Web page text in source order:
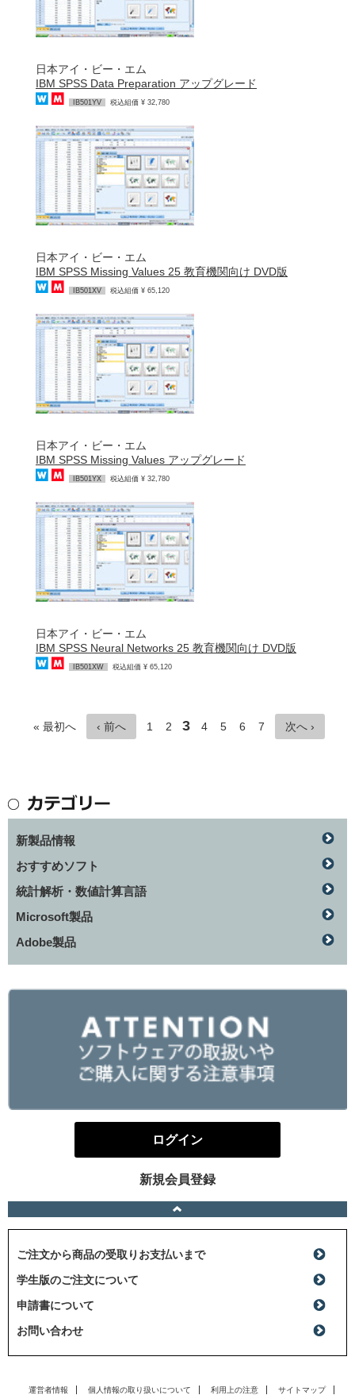
日本アイ・ビー・エム
IBM SPSS Data Preparation アップグレード
IB501YV 税込組価 ¥ 32,780
日本アイ・ビー・エム
IBM SPSS Missing Values 25 教育機関向け DVD版
IB501XV 税込組価 ¥ 65,120
日本アイ・ビー・エム
IBM SPSS Missing Values アップグレード
IB501YX 税込組価 ¥ 32,780
日本アイ・ビー・エム
IBM SPSS Neural Networks 25 教育機関向け DVD版
IB501XW 税込組価 ¥ 65,120
« 最初へ ‹ 前へ 1 2 3 4 5 6 7 次へ ›
新製品情報
おすすめソフト
統計解析・数値計算言語
Microsoft製品
Adobe製品
ログイン
新規会員登録
ご注文から商品の受取りお支払いまで
学生版のご注文について
申請書について
お問い合わせ
運営者情報 個人情報の取り扱いについて 利用上の注意 サイトマップ